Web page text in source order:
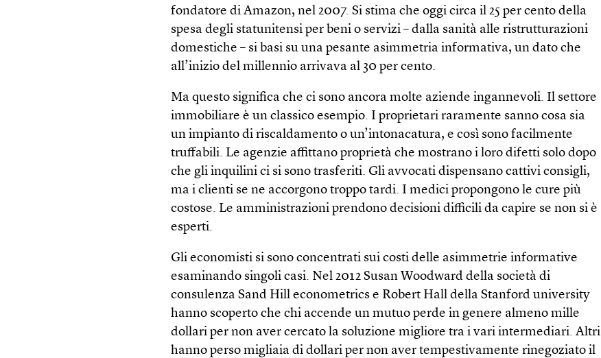
fondatore di Amazon, nel 2007. Si stima che oggi circa il 25 per cento della
spesa degli statunitensi per beni o servizi – dalla sanità alle ristrutturazioni
domestiche – si basi su una pesante asimmetria informativa, un dato che
all’inizio del millennio arrivava al 30 per cento.
Ma questo significa che ci sono ancora molte aziende ingannevoli. Il settore
immobiliare è un classico esempio. I proprietari raramente sanno cosa sia
un impianto di riscaldamento o un’intonacatura, e così sono facilmente
truffabili. Le agenzie affittano proprietà che mostrano i loro difetti solo dopo
che gli inquilini ci si sono trasferiti. Gli avvocati dispensano cattivi consigli,
ma i clienti se ne accorgono troppo tardi. I medici propongono le cure più
costose. Le amministrazioni prendono decisioni difficili da capire se non si è
esperti.
Gli economisti si sono concentrati sui costi delle asimmetrie informative
esaminando singoli casi. Nel 2012 Susan Wood­ward della società di
consulenza Sand Hill econometrics e Robert Hall della Stanford university
hanno scoperto che chi accende un mutuo perde in genere almeno mille
dollari per non aver cercato la soluzione migliore tra i vari intermediari. Altri
hanno perso migliaia di dollari per non aver tempestivamente rinegoziato il